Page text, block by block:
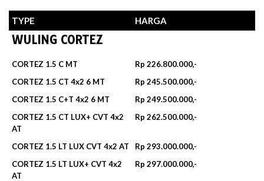
TYPE HARGA
WULING CORTEZ
CORTEZ 1.5 C MT
Rp 226.800.000,-
CORTEZ 1.5 CT 4x2 6 MT
Rp 245.500.000,-
CORTEZ 1.5 C+T 4x2 6 MT
Rp 249.500.000,-
CORTEZ 1.5 CT LUX+ CVT 4x2
AT
Rp 262.500.000,-
CORTEZ 1.5 LT LUX CVT 4x2 AT
Rp 293.000.000,-
CORTEZ 1.5 LT LUX+ CVT 4x2
AT
Rp 297.000.000,-